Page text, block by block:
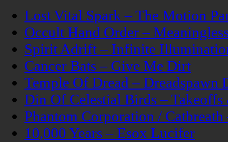
Lost Vital Spark – The Motion
Occult Hand Order –
Spirit Adrift – Infinite
Cancer Bats – Give Me Dirt
Temple Of Dread – Dreadspawn
Din Of Celestial Birds –
Phantom Corporation /
10,000 Years – Esox Lucifer